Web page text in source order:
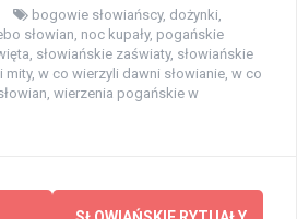
bogowie słowiańscy, dożynki
słowian noc kupały, pogańskie
słowiańskie zaświaty, słowiańskie
mity, w co wierzyli dawni słowianie w co
wierzenia pogańskie w